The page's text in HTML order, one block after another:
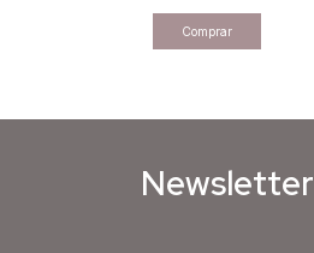
Newsletter